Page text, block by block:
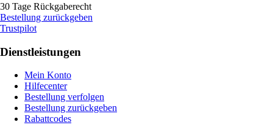
30 Tage Rückgaberecht
Bestellung zurückgeben
Trustpilot
Dienstleistungen
Mein Konto
Hilfecenter
Bestellung verfolgen
Bestellung zurückgeben
Rabattcodes